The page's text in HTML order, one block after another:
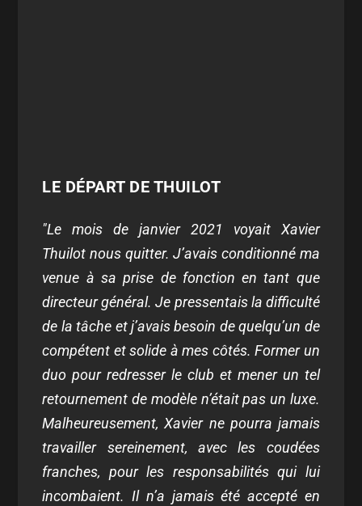
LE DÉPART DE THUILOT
"Le mois de janvier 2021 voyait Xavier
Thuilot nous quitter. J’avais conditionné ma
venue à sa prise de fonction en tant que
directeur général. Je pressentais la difficulté
de la tâche et j’avais besoin de quelqu’un de
compétent et solide à mes côtés. Former un
duo pour redresser le club et mener un tel
retournement de modèle n’était pas un luxe.
Malheureusement, Xavier ne pourra jamais
travailler sereinement, avec les coudées
franches, pour les responsabilités qui lui
incombaient. Il n’a jamais été accepté en